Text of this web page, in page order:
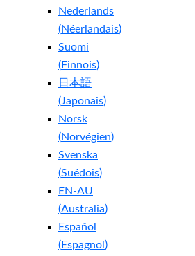
Nederlands
(Néerlandais)
Suomi
(Finnois)
日本語
(Japonais)
Norsk
(Norvégien)
Svenska
(Suédois)
EN-AU
(Australia)
Español
(Espagnol )